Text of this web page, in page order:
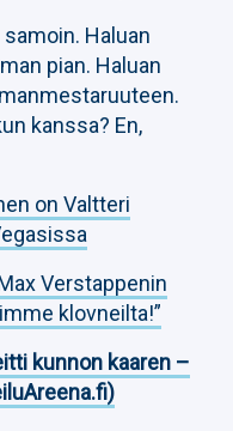
Haluan
pian. Haluan
kanssa? En,
on Valtteri
Verstappenin
klovneilta!”
kunnon kaaren –